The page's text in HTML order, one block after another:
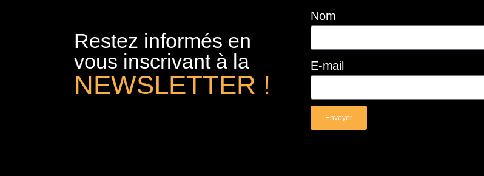
Restez informés en
vous inscrivant à la
NEWSLETTER !
Nom
E-mail
Envoyer